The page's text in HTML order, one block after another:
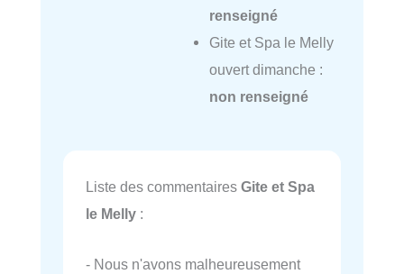
renseigné
Gite et Spa le Melly
ouvert dimanche :
non renseigné
Liste des commentaires Gite et Spa
le Melly :
- Nous n'avons malheureusement